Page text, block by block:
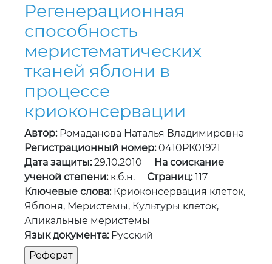
Регенерационная
способность
меристематических
тканей яблони в
процессе
криоконсервации
Автор:Ромаданова Наталья Владимировна
Регистрационный номер:0410РК01921
Дата защиты:29.10.2010
На соискание
ученой степени:к.б.н. Страниц:117
Ключевые слова:Криоконсервация клеток,
Яблоня, Меристемы, Культуры клеток,
Апикальные меристемы
Язык документа:Русский